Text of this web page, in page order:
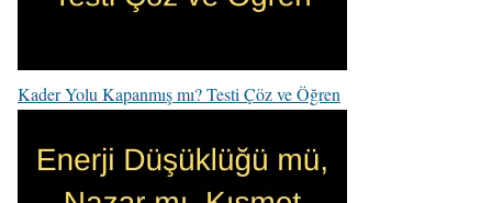
Kader Yolu Kapanmış mı? Testi Çöz ve Öğren